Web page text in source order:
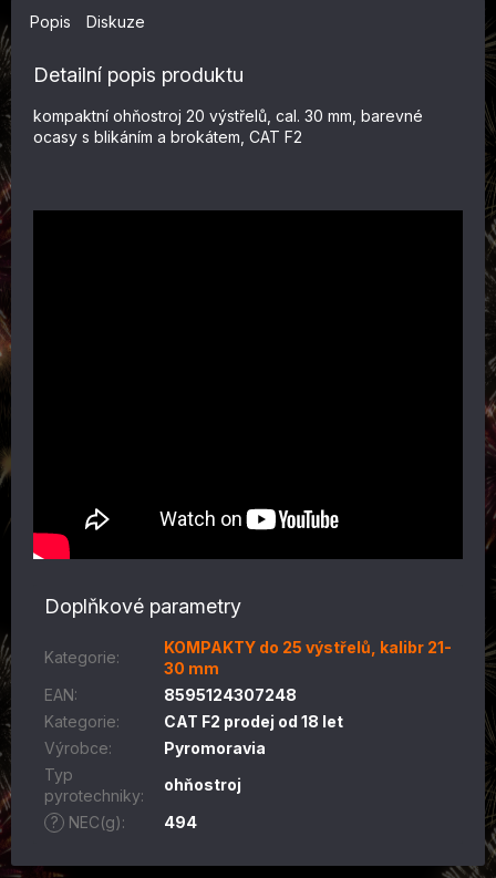
Popis Diskuze
Detailní popis produktu
kompaktní ohňostroj 20 výstřelů, cal. 30 mm, barevné
ocasy s blikáním a brokátem, CAT F2
Doplňkové parametry
Kategorie:
KOMPAKTY do 25 výstřelů, kalibr 21-
30 mm
EAN:
8595124307248
Kategorie:
CAT F2 prodej od 18 let
Výrobce:
Pyromoravia
Typ
pyrotechniky:
ohňostroj
?
NEC(g): 494